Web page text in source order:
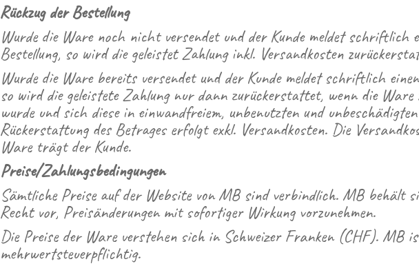
Rückzug der Bestellung
Wurde die Ware noch nicht versendet und der Kunde meldet schriftlich
Bestellung, so wird die geleistet Zahlung inkl. Versandkosten
Wurde die Ware bereits versendet und der Kunde meldet schriftlich
so wird die geleistete Zahlung nur dann zurückerstattet, wenn die Ware
wurde und sich diese in einwandfreiem, unbenutzten und
Rückerstattung des Betrages erfolgt exkl. Versandkosten. Die
Ware trägt der Kunde.
Preise/Zahlungsbedingungen
Sämtliche Preise auf der Website von MB sind verbindlich. MB behält
Recht vor, Preisänderungen mit sofortiger Wirkung vorzunehmen.
Die Preise der Ware verstehen sich in Schweizer Franken (CHF). MB
mehrwertsteuerpflichtig.